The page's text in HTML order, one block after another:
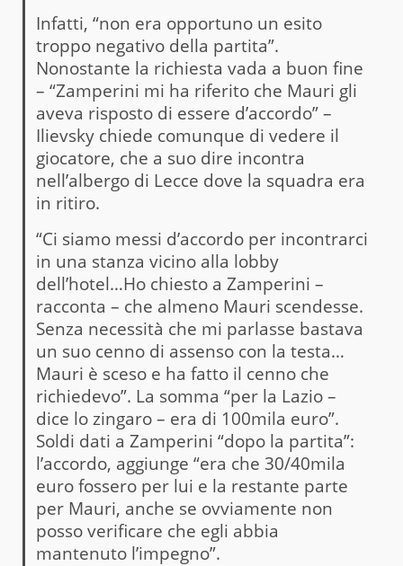
Infatti, “non era opportuno un esito
troppo negativo della partita”.
Nonostante la richiesta vada a buon fine
– “Zamperini mi ha riferito che Mauri gli
aveva risposto di essere d’accordo” –
Ilievsky chiede comunque di vedere il
giocatore, che a suo dire incontra
nell’albergo di Lecce dove la squadra era
in ritiro.
“Ci siamo messi d’accordo per incontrarci
in una stanza vicino alla lobby
dell’hotel…Ho chiesto a Zamperini –
racconta – che almeno Mauri scendesse.
Senza necessità che mi parlasse bastava
un suo cenno di assenso con la testa…
Mauri è sceso e ha fatto il cenno che
richiedevo”. La somma “per la Lazio –
dice lo zingaro – era di 100mila euro”.
Soldi dati a Zamperini “dopo la partita”:
l’accordo, aggiunge “era che 30/40mila
euro fossero per lui e la restante parte
per Mauri, anche se ovviamente non
posso verificare che egli abbia
mantenuto l’impegno”.